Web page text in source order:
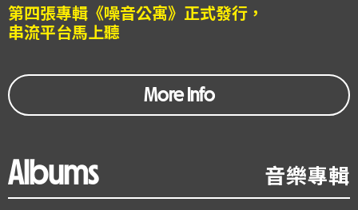
第四張專輯《噪音公寓》正式發行，
串流平台馬上聽
More Info
Albums 音樂專輯